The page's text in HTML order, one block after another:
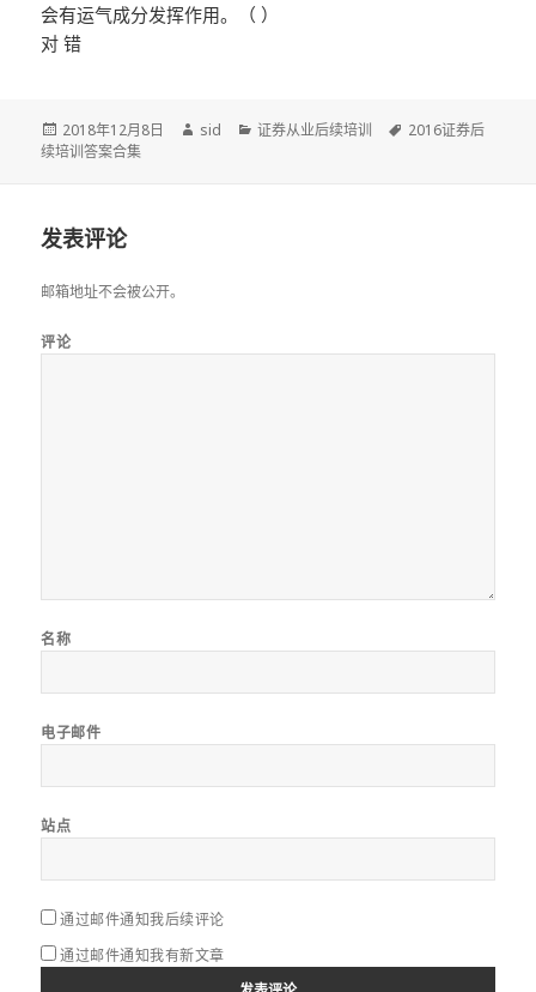
会有运气成分发挥作用。（ ）
对 错
发
布
2018年12月8日
作
sid
分
证券从业后续培训
标
2016证券后
续培训答案合集
发表评论
邮箱地址不会被公开。
评论
名称
电子邮件
站点
通过邮件通知我后续评论
通过邮件通知我有新文章